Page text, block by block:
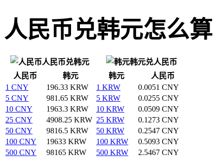
人民币兑韩元怎么算
人民币兑韩元
韩元兑人民币
人民币
韩元 韩元
人民币
1 CNY
196.33 KRW 1 KRW
0.0051 CNY
5 CNY
981.65 KRW 5 KRW
0.0255 CNY
10 CNY
1963.3 KRW 10 KRW
0.0509 CNY
25 CNY
4908.25 KRW 25 KRW
0.1273 CNY
50 CNY
9816.5 KRW 50 KRW
0.2547 CNY
100 CNY
19633 KRW 100 KRW
0.5093 CNY
500 CNY
98165 KRW 500 KRW
2.5467 CNY